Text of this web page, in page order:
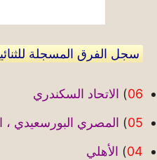
سجل الفرق المسجلة للثنائيات
06
) الاتحاد السكندري
05
) المصري البورسعيدي ،
04
) الأهلي